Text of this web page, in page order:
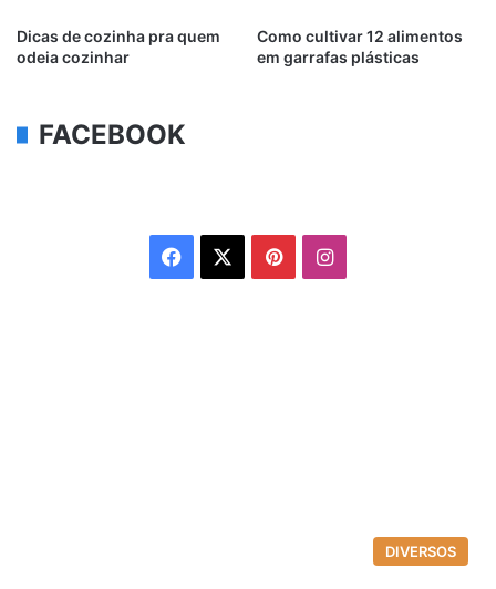
Dicas de cozinha pra quem
odeia cozinhar
Como cultivar 12 alimentos
em garrafas plásticas
FACEBOOK
Facebook PinterestInstagram
DIVERSOS